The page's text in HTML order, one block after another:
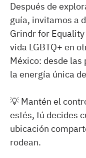
Después de
guía, invitamos a
Grindr for
vida LGBTQ+ en
México: desde las
la energía única
💡 Mantén el
estés, tú decides
ubicación
rodean.